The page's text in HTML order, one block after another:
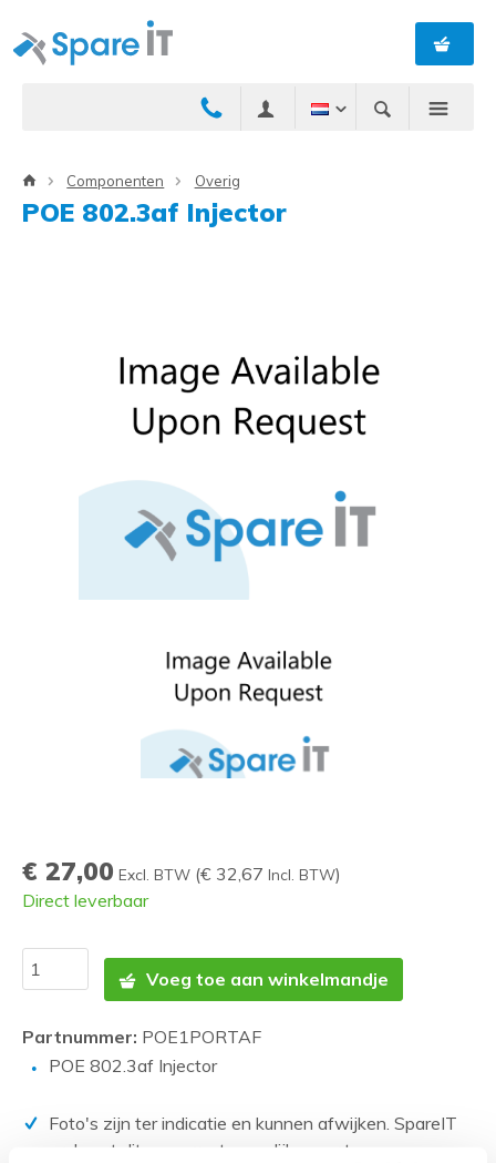
Componenten Overig
POE 802.3af Injector
€ 27,00 Excl. BTW (€ 32,67 Incl. BTW)
Direct leverbaar
Voeg toe aan winkelmandje
Partnummer: POE1PORTAF
POE 802.3af Injector
Foto's zijn ter indicatie en kunnen afwijken. SpareIT
probeert dit zo correct mogelijk weer te geven.